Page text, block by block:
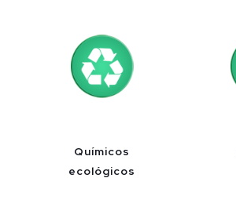
Químicos
ecológicos